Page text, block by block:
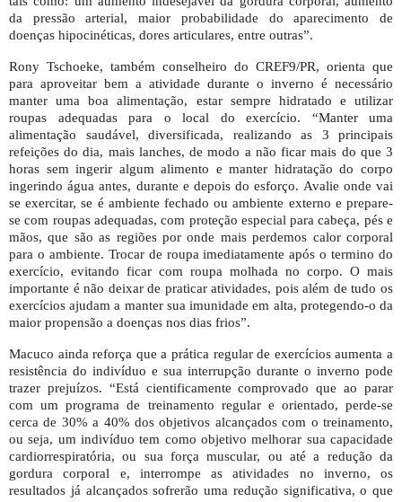
da pressão arterial, maior probabilidade do aparecimento de
doenças hipocinéticas, dores articulares, entre outras”.
Rony Tschoeke, também conselheiro do CREF9/PR, orienta que
para aproveitar bem a atividade durante o inverno é necessário
manter uma boa alimentação, estar sempre hidratado e utilizar
roupas adequadas para o local do exercício. “Manter uma
alimentação saudável, diversificada, realizando as 3 principais
refeições do dia, mais lanches, de modo a não ficar mais do que 3
horas sem ingerir algum alimento e manter hidratação do corpo
ingerindo água antes, durante e depois do esforço. Avalie onde vai
se exercitar, se é ambiente fechado ou ambiente externo e prepare-
se com roupas adequadas, com proteção especial para cabeça, pés e
mãos, que são as regiões por onde mais perdemos calor corporal
para o ambiente. Trocar de roupa imediatamente após o termino do
exercício, evitando ficar com roupa molhada no corpo. O mais
importante é não deixar de praticar atividades, pois além de tudo os
exercícios ajudam a manter sua imunidade em alta, protegendo-o da
maior propensão a doenças nos dias frios”.
Macuco ainda reforça que a prática regular de exercícios aumenta a
resistência do indivíduo e sua interrupção durante o inverno pode
trazer prejuízos. “Está cientificamente comprovado que ao parar
com um programa de treinamento regular e orientado, perde-se
cerca de 30% a 40% dos objetivos alcançados com o treinamento,
ou seja, um indivíduo tem como objetivo melhorar sua capacidade
cardiorrespiratória, ou sua força muscular, ou até a redução da
gordura corporal e, interrompe as atividades no inverno, os
resultados já alcançados sofrerão uma redução significativa, o que